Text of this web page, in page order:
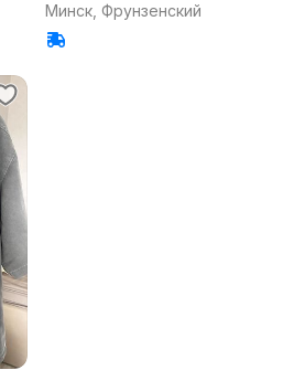
Минск, Фрунзенский